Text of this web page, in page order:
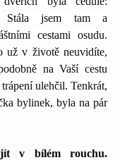
Stála jsem tam a
cestami osudu.
už v životě neuvidíte,
na Vaší cestu
ulehčil. Tenkrát,
bylinek, byla na pár
v bílém rouchu.